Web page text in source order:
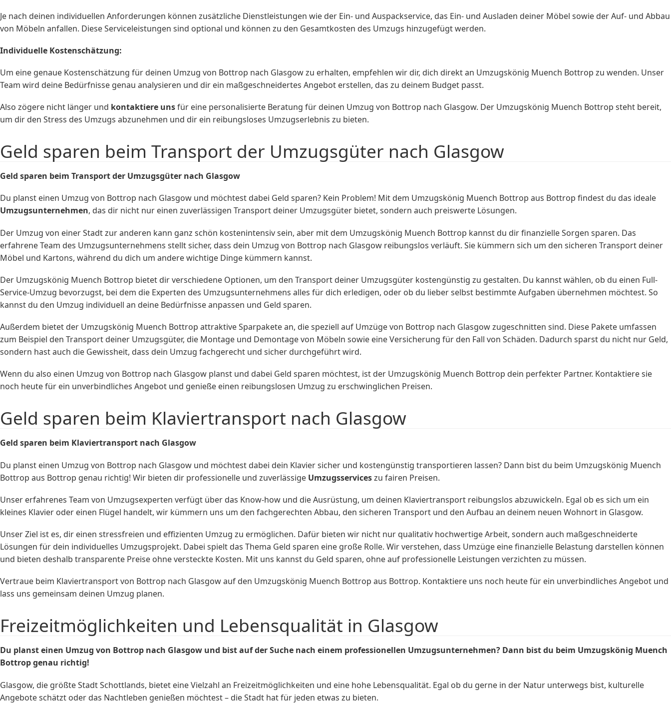
Je nach deinen individuellen Anforderungen können zusätzliche Dienstleistungen wie der Ein- und Auspackservice, das Ein- und Ausladen deiner Möbel sowie der Auf- und Abbau
von Möbeln anfallen. Diese Serviceleistungen sind optional und können zu den Gesamtkosten des Umzugs hinzugefügt werden.
Individuelle Kostenschätzung:
Um eine genaue Kostenschätzung für deinen Umzug von Bottrop nach Glasgow zu erhalten, empfehlen wir dir, dich direkt an Umzugskönig Muench Bottrop zu wenden. Unser
Team wird deine Bedürfnisse genau analysieren und dir ein maßgeschneidertes Angebot erstellen, das zu deinem Budget passt.
Also zögere nicht länger und kontaktiere unsfür eine personalisierte Beratung für deinen Umzug von Bottrop nach Glasgow. Der Umzugskönig Muench Bottrop steht bereit,
um dir den Stress des Umzugs abzunehmen und dir ein reibungsloses Umzugserlebnis zu bieten.
Geld sparen beim Transport der Umzugsgüter nach Glasgow
Geld sparen beim Transport der Umzugsgüter nach Glasgow
Du planst einen Umzug von Bottrop nach Glasgow und möchtest dabei Geld sparen? Kein Problem! Mit dem Umzugskönig Muench Bottrop aus Bottrop findest du das ideale
Umzugsunternehmen, das dir nicht nur einen zuverlässigen Transport deiner Umzugsgüter bietet, sondern auch preiswerte Lösungen.
Der Umzug von einer Stadt zur anderen kann ganz schön kostenintensiv sein, aber mit dem Umzugskönig Muench Bottrop kannst du dir finanzielle Sorgen sparen. Das
erfahrene Team des Umzugsunternehmens stellt sicher, dass dein Umzug von Bottrop nach Glasgow reibungslos verläuft. Sie kümmern sich um den sicheren Transport deiner
Möbel und Kartons, während du dich um andere wichtige Dinge kümmern kannst.
Der Umzugskönig Muench Bottrop bietet dir verschiedene Optionen, um den Transport deiner Umzugsgüter kostengünstig zu gestalten. Du kannst wählen, ob du einen Full-
Service-Umzug bevorzugst, bei dem die Experten des Umzugsunternehmens alles für dich erledigen, oder ob du lieber selbst bestimmte Aufgaben übernehmen möchtest. So
kannst du den Umzug individuell an deine Bedürfnisse anpassen und Geld sparen.
Außerdem bietet der Umzugskönig Muench Bottrop attraktive Sparpakete an, die speziell auf Umzüge von Bottrop nach Glasgow zugeschnitten sind. Diese Pakete umfassen
zum Beispiel den Transport deiner Umzugsgüter, die Montage und Demontage von Möbeln sowie eine Versicherung für den Fall von Schäden. Dadurch sparst du nicht nur Geld,
sondern hast auch die Gewissheit, dass dein Umzug fachgerecht und sicher durchgeführt wird.
Wenn du also einen Umzug von Bottrop nach Glasgow planst und dabei Geld sparen möchtest, ist der Umzugskönig Muench Bottrop dein perfekter Partner. Kontaktiere sie
noch heute für ein unverbindliches Angebot und genieße einen reibungslosen Umzug zu erschwinglichen Preisen.
Geld sparen beim Klaviertransport nach Glasgow
Geld sparen beim Klaviertransport nach Glasgow
Du planst einen Umzug von Bottrop nach Glasgow und möchtest dabei dein Klavier sicher und kostengünstig transportieren lassen? Dann bist du beim Umzugskönig Muench
Bottrop aus Bottrop genau richtig! Wir bieten dir professionelle und zuverlässige Umzugsserviceszu fairen Preisen.
Unser erfahrenes Team von Umzugsexperten verfügt über das Know-how und die Ausrüstung, um deinen Klaviertransport reibungslos abzuwickeln. Egal ob es sich um ein
kleines Klavier oder einen Flügel handelt, wir kümmern uns um den fachgerechten Abbau, den sicheren Transport und den Aufbau an deinem neuen Wohnort in Glasgow.
Unser Ziel ist es, dir einen stressfreien und effizienten Umzug zu ermöglichen. Dafür bieten wir nicht nur qualitativ hochwertige Arbeit, sondern auch maßgeschneiderte
Lösungen für dein individuelles Umzugsprojekt. Dabei spielt das Thema Geld sparen eine große Rolle. Wir verstehen, dass Umzüge eine finanzielle Belastung darstellen können
und bieten deshalb transparente Preise ohne versteckte Kosten. Mit uns kannst du Geld sparen, ohne auf professionelle Leistungen verzichten zu müssen.
Vertraue beim Klaviertransport von Bottrop nach Glasgow auf den Umzugskönig Muench Bottrop aus Bottrop. Kontaktiere uns noch heute für ein unverbindliches Angebot und
lass uns gemeinsam deinen Umzug planen.
Freizeitmöglichkeiten und Lebensqualität in Glasgow
Du planst einen Umzug von Bottrop nach Glasgow und bist auf der Suche nach einem professionellen Umzugsunternehmen? Dann bist du beim Umzugskönig Muench
Bottrop genau richtig!
Glasgow, die größte Stadt Schottlands, bietet eine Vielzahl an Freizeitmöglichkeiten und eine hohe Lebensqualität. Egal ob du gerne in der Natur unterwegs bist, kulturelle
Angebote schätzt oder das Nachtleben genießen möchtest – die Stadt hat für jeden etwas zu bieten.